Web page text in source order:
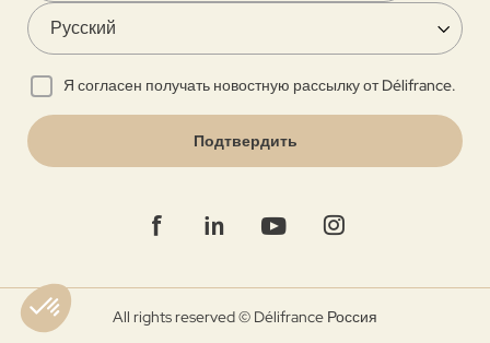
Я согласен получать новостную рассылку от Délifrance.
Подтвердить
All rights reserved © Délifrance Россия